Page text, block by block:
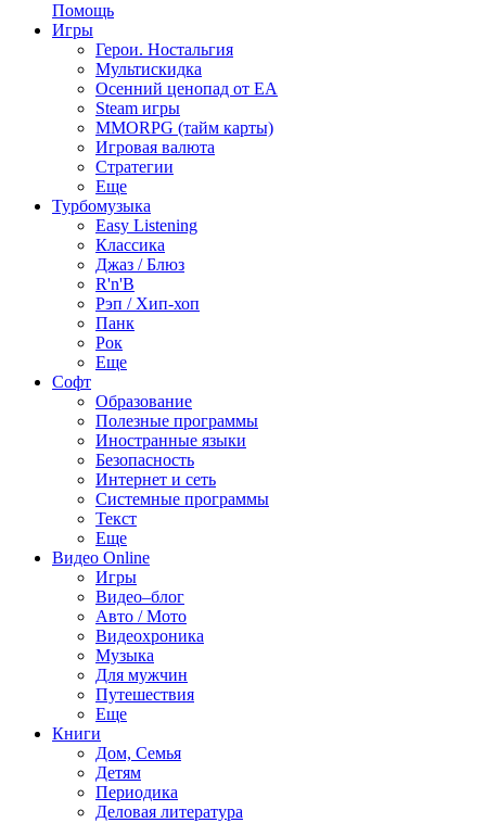
Помощь
Игры
Герои. Ностальгия
Мультискидка
Осенний ценопад от EA
Steam игры
MMORPG (тайм карты)
Игровая валюта
Стратегии
Еще
Турбомузыка
Easy Listening
Классика
Джаз / Блюз
R'n'B
Рэп / Хип-хоп
Панк
Рок
Еще
Софт
Образование
Полезные программы
Иностранные языки
Безопасность
Интернет и сеть
Системные программы
Текст
Еще
Видео Online
Игры
Видео–блог
Авто / Мото
Видеохроника
Музыка
Для мужчин
Путешествия
Еще
Книги
Дом, Семья
Детям
Периодика
Деловая литература